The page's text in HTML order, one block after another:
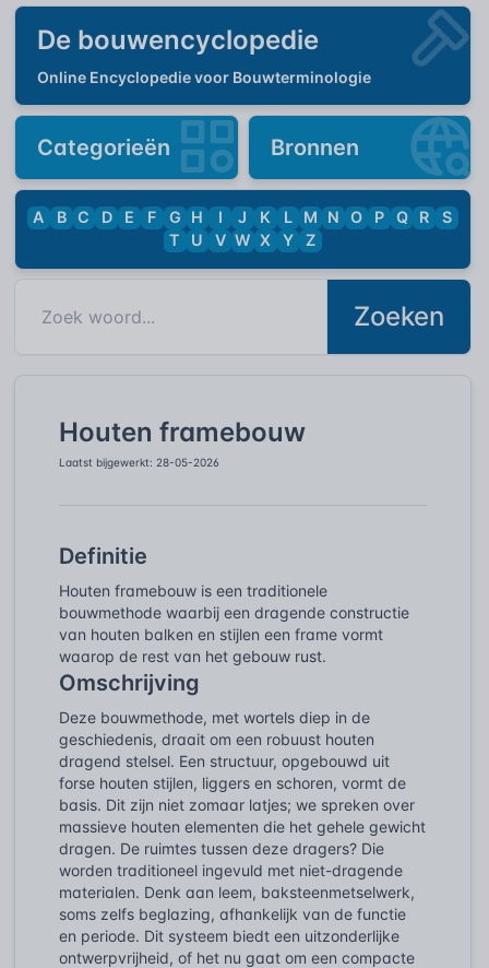
De bouwencyclopedie
Online Encyclopedie voor Bouwterminologie
Categorieën Bronnen
A B C D E F G H I J K L M N O P Q R
S
T
U V W X Y Z
Zoeken
Houten framebouw
Laatst bijgewerkt: 28-05-2026
Definitie
Houten framebouw is een traditionele
bouwmethode waarbij een dragende constructie
van houten balken en stijlen een frame vormt
waarop de rest van het gebouw rust.
Omschrijving
Deze bouwmethode, met wortels diep in de
geschiedenis, draait om een robuust houten
dragend stelsel. Een structuur, opgebouwd uit
forse houten stijlen, liggers en schoren, vormt de
basis. Dit zijn niet zomaar latjes; we spreken over
massieve houten elementen die het gehele gewicht
dragen. De ruimtes tussen deze dragers? Die
worden traditioneel ingevuld met niet-dragende
materialen. Denk aan leem, baksteenmetselwerk,
soms zelfs beglazing, afhankelijk van de functie
en periode. Dit systeem biedt een uitzonderlijke
ontwerpvrijheid, of het nu gaat om een compacte